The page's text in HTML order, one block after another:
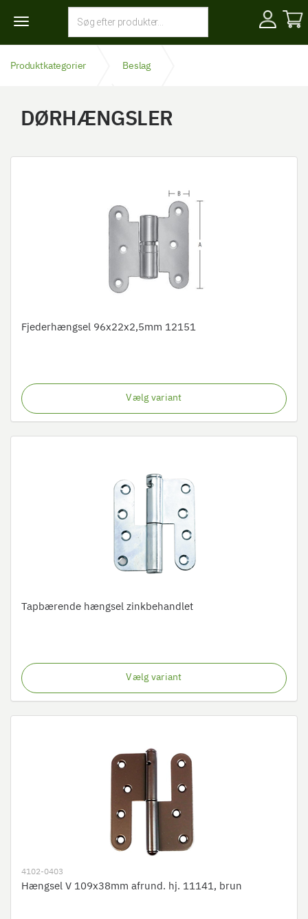
Toggle
navigation
Produktkategorier Beslag
DØRHÆNGSLER
Fjederhængsel 96x22x2,5mm 12151
Vælg variant
Tapbærende hængsel zinkbehandlet
Vælg variant
4102-0403
Hængsel V 109x38mm afrund. hj. 11141, brun